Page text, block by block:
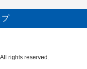
プ
rights reserved.